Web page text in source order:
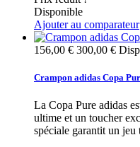
Disponible
Ajouter au comparateur
156,00 € 300,00 €
Crampon adidas Copa
La Copa Pure adidas
ultime et un toucher
spéciale garantit un jeu